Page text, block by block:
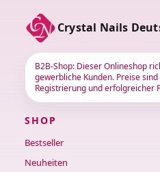
Crystal Nails
B2B-Shop: Dieser Onlineshop
gewerbliche Kunden. Preise
Registrierung und erfolgreicher
SHOP
Bestseller
Neuheiten